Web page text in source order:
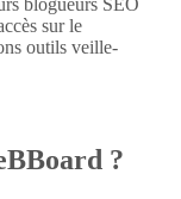
blogueurs SEO
sur le
outils veille-
?